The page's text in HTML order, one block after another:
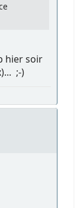
hier soir
;-)